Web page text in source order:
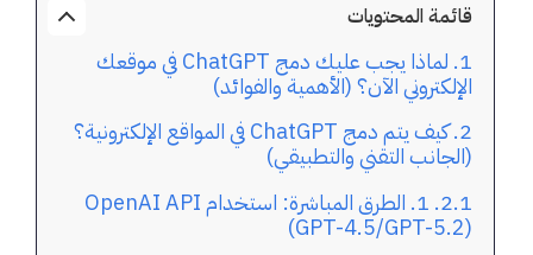
قائمة المحتويات
لماذا يجب عليك دمج ChatGPT في موقعك
الإلكتروني الآن؟ (الأهمية والفوائد)
كيف يتم دمج ChatGPT في المواقع الإلكترونية؟
(الجانب التقني والتطبيقي)
1. الطرق المباشرة: استخدام OpenAI API
(GPT-4.5/GPT-5.2)